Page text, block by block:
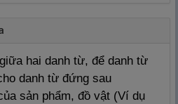
hai danh từ, để danh từ
danh từ đứng sau
sản phẩm, đồ vật (Ví dụ